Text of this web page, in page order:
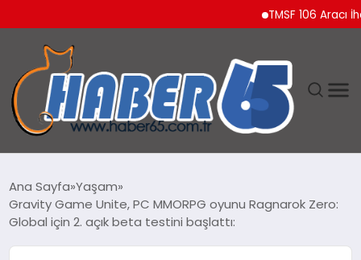
TMSF 106 Aracı
YAŞAM
Ana Sayfa Yaşam
Gravity Game Unite, PC MMORPG oyunu Ragnarok Zero:
Global için 2. açık beta testini başlattı: